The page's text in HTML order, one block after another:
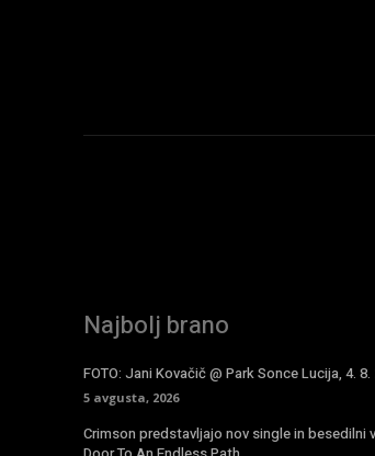
Najbolj brano
FOTO: Jani Kovačič @ Park Sonce Lucija, 4. 8.
5 avgusta, 2026
Crimson predstavljajo nov single in besedilni